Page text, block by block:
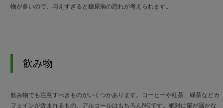
物が多いので、与えすぎると糖尿病の恐れが考えられます。
飲み物
飲み物でも注意すべきものがいくつかあります。コーヒーや紅茶、緑茶などカ
フェインが含まれるもの、アルコールはもちろんNGです。絶対に猫が届かな